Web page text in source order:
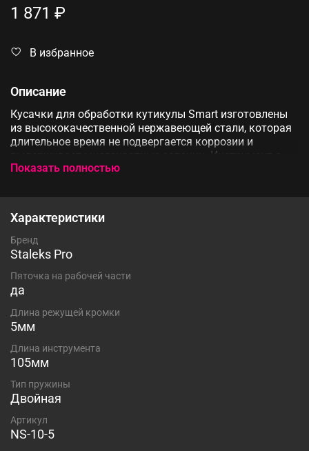
1 871 ₽
В избранное
Описание
Кусачки для обработки кутикулы Smart изготовлены
из высококачественной нержавеющей стали, которая
длительное время не подвергается коррозии и
выдерживает многократные заточки. Инструмент с
двойным типом пружины и длиной режущей кромки 5
Показать полностью
Характеристики
Бренд
Staleks Pro
Пяточка на рабочей части
да
Длина режущей кромки
5мм
Длина инструмента
105мм
Тип пружины
Двойная
Артикул
NS-10-5